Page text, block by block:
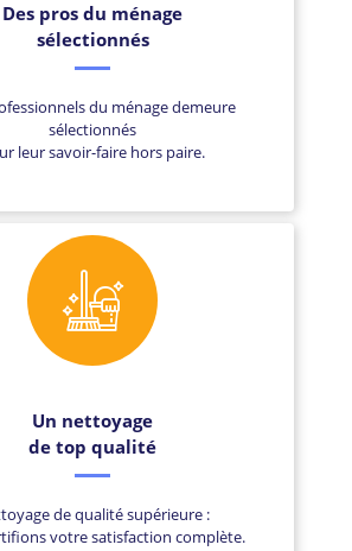
Des pros du ménage
sélectionnés
du ménage demeure
sélectionnés
leur savoir-faire hors paire.
Un nettoyage
de top qualité
de qualité supérieure :
votre satisfaction complète.